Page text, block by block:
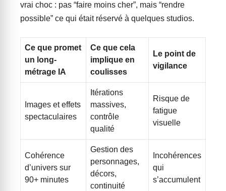
vrai choc : pas “faire moins cher”, mais “rendre
possible” ce qui était réservé à quelques studios.
Ce que promet
un long-
métrage IA
Ce que cela
implique en
coulisses
Le point de
vigilance
Images et effets
spectaculaires
Itérations
massives,
contrôle
qualité
Risque de
fatigue
visuelle
Cohérence
d’univers sur
90+ minutes
Gestion des
personnages,
décors,
continuité
Incohérences
qui
s’accumulent